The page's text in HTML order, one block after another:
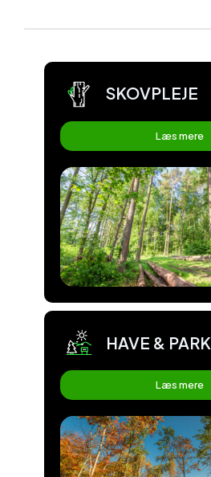
SKOVPLEJE
Læs mere
HAVE & PARK
Læs mere